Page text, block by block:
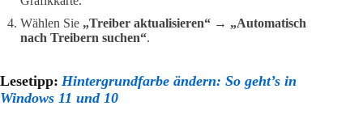
Wählen Sie „Treiber aktualisieren“ → „Automatisch
nach Treibern suchen“.
Lesetipp: Hintergrundfarbe ändern: So geht’s in
Windows 11 und 10